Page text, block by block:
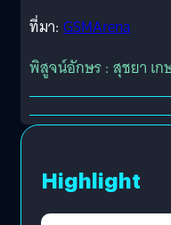
ที่มา: GSMArena
พิสูจน์อักษร : สุชยา เก
Highlight